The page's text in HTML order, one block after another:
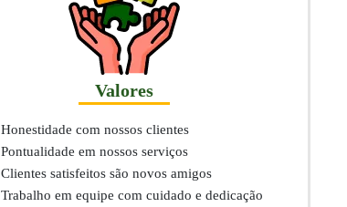
Valores
Honestidade com nossos clientes
Pontualidade em nossos serviços
Clientes satisfeitos são novos amigos
Trabalho em equipe com cuidado e dedicação